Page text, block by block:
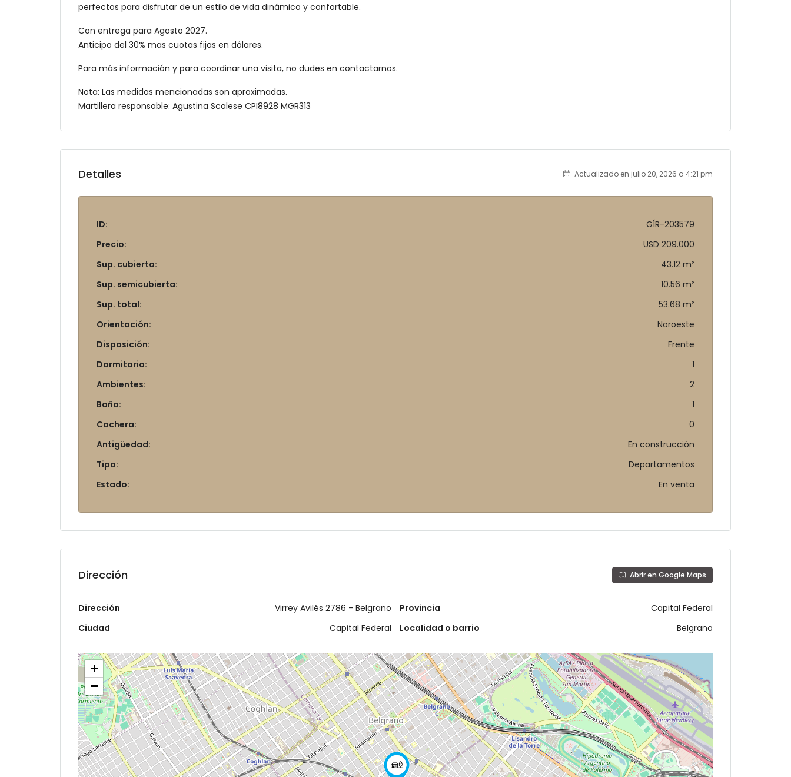
perfectos para disfrutar de un estilo de vida dinámico y confortable.
Con entrega para Agosto 2027.
Anticipo del 30% mas cuotas fijas en dólares.
Para más información y para coordinar una visita, no dudes en contactarnos.
Nota: Las medidas mencionadas son aproximadas.
Martillera responsable: Agustina Scalese CPI8928 MGR313
Detalles Actualizado en julio 20, 2026 a 4:21 pm
ID:
GÍR-203579
Precio:
USD 209.000
Sup. cubierta:
43.12 m²
Sup. semicubierta:
10.56 m²
Sup. total:
53.68 m²
Orientación:
Noroeste
Disposición:
Frente
Dormitorio:
1
Ambientes:
2
Baño:
1
Cochera:
0
Antigüedad:
En construcción
Tipo:
Departamentos
Estado:
En venta
Dirección Abrir en Google Maps
Dirección
Virrey Avilés 2786 - Belgrano
Ciudad
Capital Federal
Provincia
Capital Federal
Localidad o barrio
Belgrano
+
−